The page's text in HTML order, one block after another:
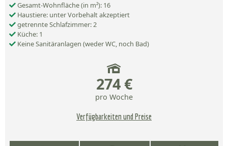
Gesamt-Wohnfläche (in m²): 16
Haustiere: unter Vorbehalt akzeptiert
getrennte Schlafzimmer: 2
Küche: 1
Keine Sanitäranlagen (weder WC, noch Bad)
274 €
pro Woche
Verfügbarkeiten und Preise